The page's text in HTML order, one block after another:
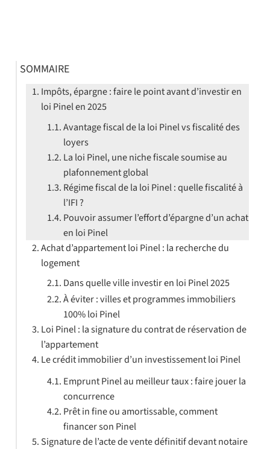
SOMMAIRE
Impôts, épargne : faire le point avant d’investir en
loi Pinel en 2025
Avantage fiscal de la loi Pinel vs fiscalité des
loyers
La loi Pinel, une niche fiscale soumise au
plafonnement global
Régime fiscal de la loi Pinel : quelle fiscalité à
l’IFI ?
Pouvoir assumer l’effort d’épargne d’un achat
en loi Pinel
Achat d’appartement loi Pinel : la recherche du
logement
Dans quelle ville investir en loi Pinel 2025
À éviter : villes et programmes immobiliers
100% loi Pinel
Loi Pinel : la signature du contrat de réservation de
l’appartement
Le crédit immobilier d’un investissement loi Pinel
Emprunt Pinel au meilleur taux : faire jouer la
concurrence
Prêt in fine ou amortissable, comment
financer son Pinel
Signature de l’acte de vente définitif devant notaire